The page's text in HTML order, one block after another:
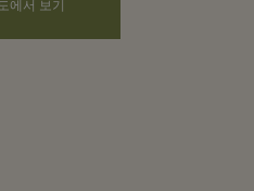
에서 보기